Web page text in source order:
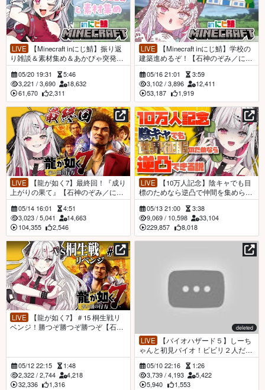
LIVE
り雑談＆素材集め＆あかぴゃ突発コ
ラボ【石神のぞみ／にじさんじ所
属】05/20 19:31
5:46
3,221 / 3,690
18,632
61,670
2,311
LIVE
建築進めるぞ！【石神のぞみ／にじ
さんじ所属】
05/16 21:01
3:59
3,102 /3,896
12,411
53,187
1,919
LIVE
上がりの果て』【石神のぞみ／にじ
さんじ所属】
05/14 16:01
4:51
3,023/ 5,041
14,663
104,355
2,546
LIVE
標のためなら逆凸で仲間を集められ
るはず！【石神のぞみ／にじさんじ
所属】
05/13 21:00
3:38
9,069 / 10,598
33,104
229,857
8,018
LIVE 【龍が如く7】＃15 桐生戦リ
ベンジ！勝つぞ勝つぞ勝つぞ【石神
05/12 22:15
1:48
2,322/ 2,744
4,218
32,336
1,316
deleted
LIVE
ゃんと初見バイオ！ビビリ２人だけ
ど協力すればいけるわよね＾＾【石
神のぞみ／にじさんじ所属】
05/10 22:16
1:26
3,739 /4,193
5,422
5,940
1,553